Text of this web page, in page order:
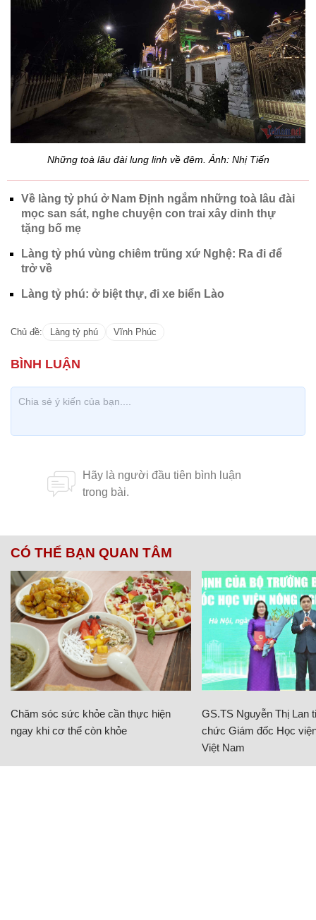
Những toà lâu đài lung linh về đêm. Ảnh: Nhị Tiến
Về làng tỷ phú ở Nam Định ngắm những toà lâu đài
mọc san sát, nghe chuyện con trai xây dinh thự
tặng bố mẹ
Làng tỷ phú vùng chiêm trũng xứ Nghệ: Ra đi để
trở về
Làng tỷ phú: ở biệt thự, đi xe biển Lào
Chủ đề: Làng tỷ phú Vĩnh Phúc
CÓ THỂ BẠN QUAN TÂM
Chăm sóc sức khỏe cần thực hiện
ngay khi cơ thể còn khỏe
GS.TS Nguyễn Thị Lan
chức Giám đốc Học
Việt Nam